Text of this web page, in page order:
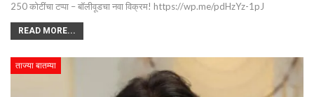
250 कोटींचा टप्पा – बॉलीवूडचा नवा विक्रम! https://wp.me/pdHzYz-1pJ
READ MORE...
ताज्या बातम्या